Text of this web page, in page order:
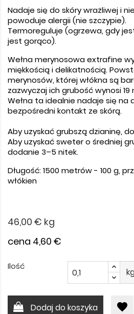
Nadaje się do skóry wrażliwej i
powoduje alergii (nie szczypie).
Termoreguluje (ogrzewa, gdy
jest gorąco).
Wełna merynosowa extrafine
miękkością i delikatnością.
merynosów, której włókna są
zazwyczaj ich grubość wynosi 19
Wełna ta idealnie nadaje się na
bezpośredni kontakt ze skórą.
Aby uzyskać grubszą dzianinę,
Aby uzyskać sweter o średniej
dodanie 3–5 nitek.
Długość: 1500 metrów - 100 g,
włókien
46,00 € kg
cena 4,60 €
Ilość
Dodaj do koszyka favorite